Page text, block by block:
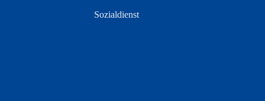
Sozialdienst